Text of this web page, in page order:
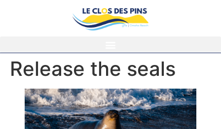
Release the seals